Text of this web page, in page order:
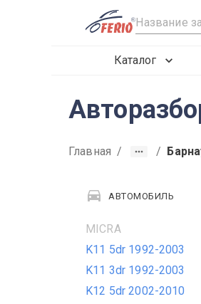
R
Каталог
Главная / /
АВТОМОБИЛЬ
MICRA
K11 5dr 1992-2003
K11 3dr 1992-2003
K12 5dr 2002-2010